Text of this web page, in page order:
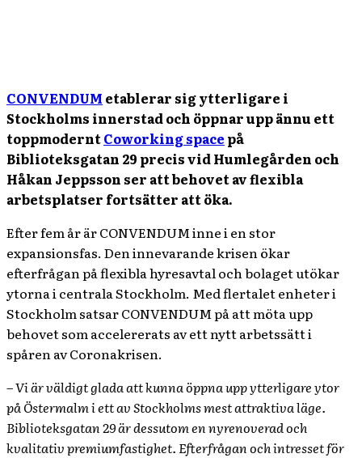
CONVENDUM etablerar sig ytterligare i
Stockholms innerstad och öppnar upp ännu ett
toppmoderntCoworking space på
Biblioteksgatan 29 precis vid Humlegården och
Håkan Jeppsson ser att behovet av flexibla
arbetsplatser fortsätter att öka.
Efter fem år är CONVENDUM inne i en stor
expansionsfas. Den innevarande krisen ökar
efterfrågan på flexibla hyresavtal och bolaget utökar
ytorna i centrala Stockholm. Med flertalet enheter i
Stockholm satsar CONVENDUM på att möta upp
behovet som accelererats av ett nytt arbetssätt i
spåren av Coronakrisen.
– Vi är väldigt glada att kunna öppna upp ytterligare ytor
på Östermalm i ett av Stockholms mest attraktiva läge.
Biblioteksgatan 29 är dessutom en nyrenoverad och
kvalitativ premiumfastighet. Efterfrågan och intresset för